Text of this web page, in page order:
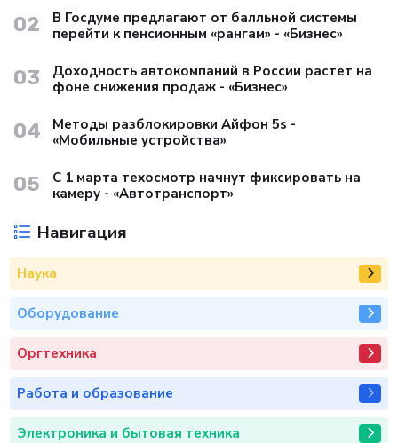
02
В Госдуме предлагают от балльной системы
перейти к пенсионным «рангам» - «Бизнес»
03
Доходность автокомпаний в России растет на
фоне снижения продаж - «Бизнес»
04
Методы разблокировки Айфон 5s -
«Мобильные устройства»
05
С 1 марта техосмотр начнут фиксировать на
камеру - «Автотранспорт»
Навигация
Наука
Оборудование
Оргтехника
Работа и образование
Электроника и бытовая техника